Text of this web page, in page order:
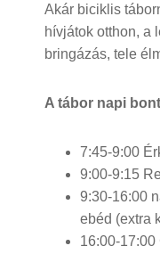
Akár biciklis
hívjátok otthon, a
bringázás, tele
A tábor napi
7:45-9:00
9:00-9:15
9:30-16:00
ebéd (extra
16:00-